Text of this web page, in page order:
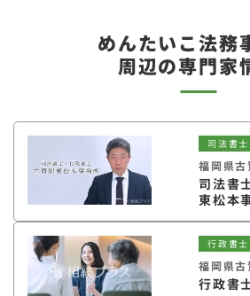
めんたいこ法務
周辺の専門家
司法書士
福岡県古
司法書
東松本
行政書士
福岡県古
行政書